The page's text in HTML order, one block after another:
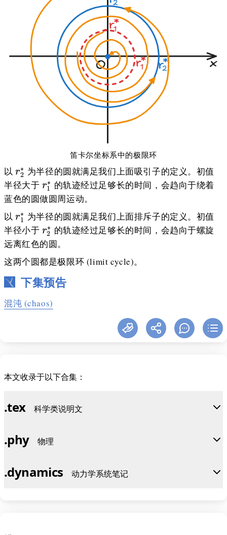
笛卡尔坐标系中的极限环
以r_2^*
r2
∗ 为半径的圆就满足我们上面吸引子的定义。初值
半径大于 r_1^*
r1
∗ 的轨迹经过足够长的时间，会趋向于绕着
蓝色的圆做圆周运动。
以r_1^*
r1
∗ 为半径的圆就满足我们上面排斥子的定义。初值
半径小于 r_2^*
r2
∗ 的轨迹经过足够长的时间，会趋向于螺旋
远离红色的圆。
这两个圆都是极限环 (limit cycle)。
下集预告
混沌 (chaos)
本文收录于以下合集：
.tex 科学类说明文
.phy 物理
.dynamics 动力学系统笔记